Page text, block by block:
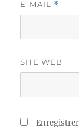
E-MAIL *
SITE WEB